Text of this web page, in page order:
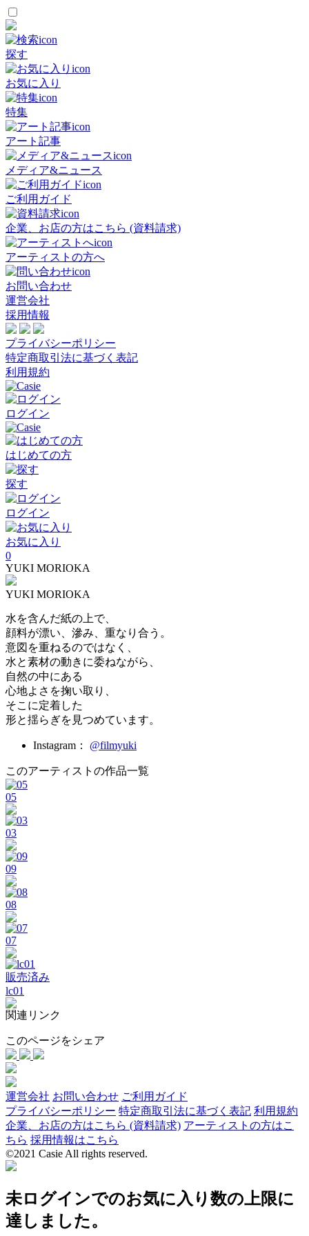
探す
お気に入り
特集
アート記事
メディア&ニュース
ご利用ガイド
企業、お店の方はこちら (資料請求)
アーティストの方へ
お問い合わせ
運営会社
採用情報
プライバシーポリシー
特定商取引法に基づく表記
利用規約
ログイン
はじめての方
探す
ログイン
お気に入り
0
YUKI MORIOKA
YUKI MORIOKA
水を含んだ紙の上で、
顔料が漂い、滲み、重なり合う。
意図を重ねるのではなく、
水と素材の動きに委ねながら、
自然の中にある
心地よさを掬い取り、
そこに定着した
形と揺らぎを見つめています。
Instagram： @filmyuki
このアーティストの作品一覧
05
03
09
08
07
販売済み
lc01
関連リンク
このページをシェア
運営会社 お問い合わせ ご利用ガイド
プライバシーポリシー 特定商取引法に基づく表記 利用規約
企業、お店の方はこちら (資料請求) アーティストの方はこ
ちら 採用情報はこちら
©2021 Casie All rights reserved.
未ログインでのお気に入り数の上限に
達しました。